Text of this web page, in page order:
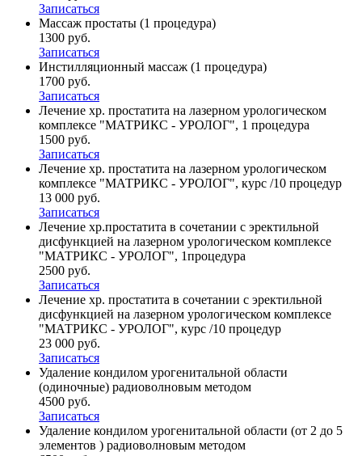
Записаться
Массаж простаты (1 процедура)
1300 руб.
Записаться
Инстилляционный массаж (1 процедура)
1700 руб.
Записаться
Лечение хр. простатита на лазерном урологическом
комплексе "МАТРИКС - УРОЛОГ", 1 процедура
1500 руб.
Записаться
Лечение хр. простатита на лазерном урологическом
комплексе "МАТРИКС - УРОЛОГ", курс /10 процедур
13 000 руб.
Записаться
Лечение хр.простатита в сочетании с эректильной
дисфункцией на лазерном урологическом комплексе
"МАТРИКС - УРОЛОГ", 1процедура
2500 руб.
Записаться
Лечение хр. простатита в сочетании с эректильной
дисфункцией на лазерном урологическом комплексе
"МАТРИКС - УРОЛОГ", курс /10 процедур
23 000 руб.
Записаться
Удаление кондилом урогенитальной области
(одиночные) радиоволновым методом
4500 руб.
Записаться
Удаление кондилом урогенитальной области (от 2 до 5
элементов ) радиоволновым методом